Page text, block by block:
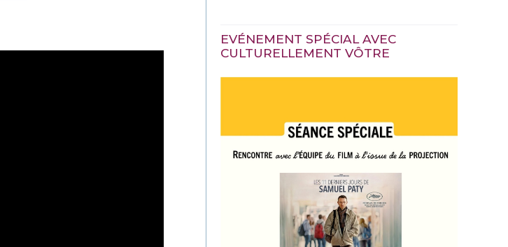
EVÉNEMENT SPÉCIAL AVEC
CULTURELLEMENT VÔTRE